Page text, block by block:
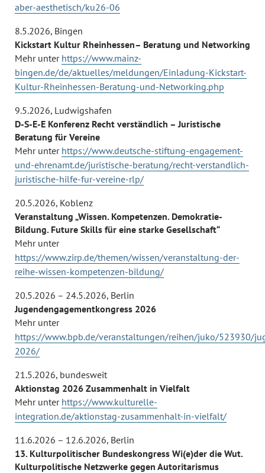
aber-aesthetisch/ku26-06
8.5.2026, Bingen
Kickstart Kultur Rheinhessen– Beratung und Networking
Mehr unter https://www.mainz-
bingen.de/de/aktuelles/meldungen/Einladung-Kickstart-
Kultur-Rheinhessen-Beratung-und-Networking.php
9.5.2026, Ludwigshafen
D-S-E-E Konferenz Recht verständlich – Juristische
Beratung für Vereine
Mehr unter https://www.deutsche-stiftung-engagement-
und-ehrenamt.de/juristische-beratung/recht-verstandlich-
juristische-hilfe-fur-vereine-rlp/
20.5.2026, Koblenz
Veranstaltung „Wissen. Kompetenzen. Demokratie-
Bildung. Future Skills für eine starke Gesellschaft“
Mehr unter
https://www.zirp.de/themen/wissen/veranstaltung-der-
reihe-wissen-kompetenzen-bildung/
20.5.2026 – 24.5.2026, Berlin
Jugendengagementkongress 2026
Mehr unter
https://www.bpb.de/veranstaltungen/reihen/juko/523930/
2026/
21.5.2026, bundesweit
Aktionstag 2026 Zusammenhalt in Vielfalt
Mehr unter https://www.kulturelle-
integration.de/aktionstag-zusammenhalt-in-vielfalt/
11.6.2026 – 12.6.2026, Berlin
13. Kulturpolitischer Bundeskongress Wi(e)der die Wut.
Kulturpolitische Netzwerke gegen Autoritarismus